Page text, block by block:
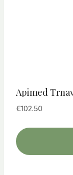
Apimed
€102.50